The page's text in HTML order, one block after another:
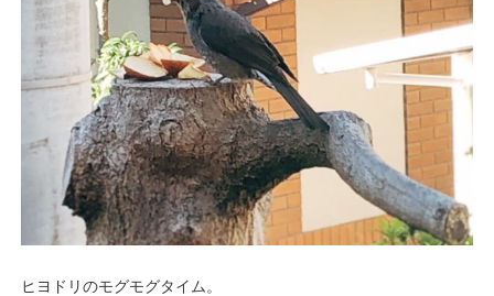
ヒヨドリのモグモグタイム。